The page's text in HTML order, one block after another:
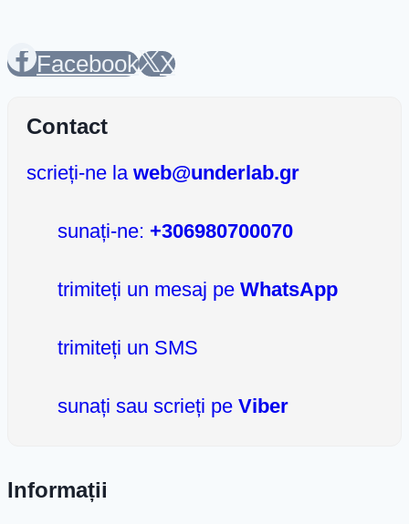
Facebook X
Contact
scrieți-ne la web@underlab.gr
sunați-ne: +306980700070
trimiteți un mesaj pe WhatsApp
trimiteți un SMS
sunați sau scrieți pe Viber
Informații